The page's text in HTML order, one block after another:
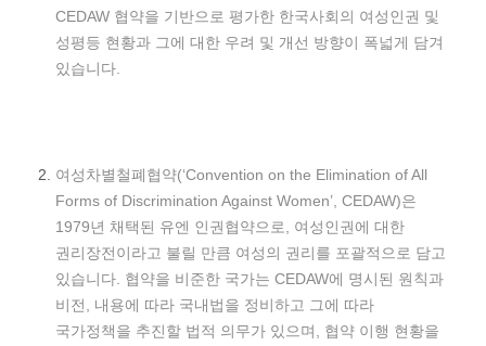
CEDAW 협약을 기반으로 평가한 한국사회의 여성인권 및
성평등 현황과 그에 대한 우려 및 개선 방향이 폭넓게 담겨
있습니다.
여성차별철폐협약(‘Convention on the Elimination of All
Forms of Discrimination Against Women’, CEDAW)은
1979년 채택된 유엔 인권협약으로, 여성인권에 대한
권리장전이라고 불릴 만큼 여성의 권리를 포괄적으로 담고
있습니다. 협약을 비준한 국가는 CEDAW에 명시된 원칙과
비전, 내용에 따라 국내법을 정비하고 그에 따라
국가정책을 추진할 법적 의무가 있으며, 협약 이행 현황을